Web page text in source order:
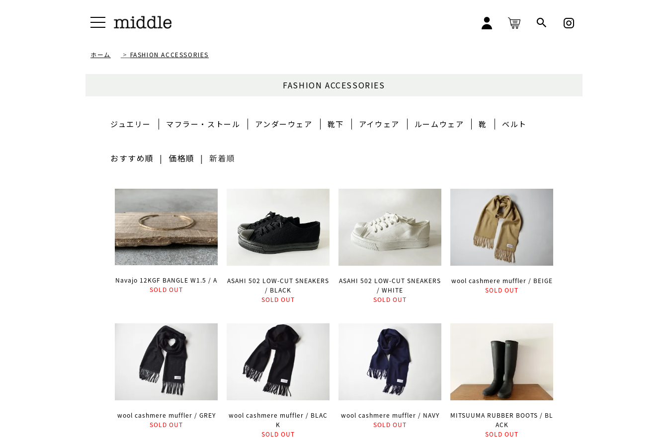
ホーム > FASHION ACCESSORIES
FASHION ACCESSORIES
ジュエリー マフラー・ストール アンダーウェア 靴下 アイウェア ルームウェア 靴 ベルト
おすすめ順 | 価格順 | 新着順
Navajo 12KGF BANGLE W1.5 / A
SOLD OUT
ASAHI 502 LOW-CUT SNEAKERS
/ BLACK
SOLD OUT
ASAHI 502 LOW-CUT SNEAKERS
/ WHITE
SOLD OUT
wool cashmere muffler / BEIGE
SOLD OUT
wool cashmere muffler / GREY
SOLD OUT
wool cashmere muffler / BLAC
K
SOLD OUT
wool cashmere muffler / NAVY
SOLD OUT
MITSUUMA RUBBER BOOTS / BL
ACK
SOLD OUT